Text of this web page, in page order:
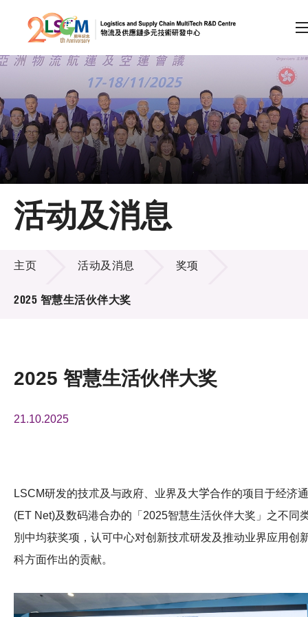
跳到内容（按回车键）
会员登录
A A EN 繁 简
主页
关于LSCM
技术商品化
项目及资助计划
科技分享
会籍
活动及消息
活动及消息
主页 活动及消息 奖项
2025 智慧生活伙伴大奖
2025 智慧生活伙伴大奖
21.10.2025
LSCM研发的技朮及与政府、业界及大学合作的项目于经济通
(ET Net)及数码港合办的「2025智慧生活伙伴大奖」之不同
別中均获奖项，认可中心对创新技朮研发及推动业界应用创
科方面作出的贡献。